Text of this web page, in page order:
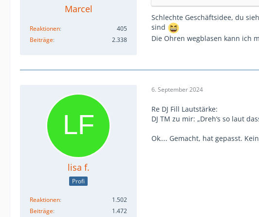
Marcel
Reaktionen
405
Beiträge
2.338
Schlechte Geschäftsidee, du
sind
Die Ohren wegblasen kann ich
lisa f.
Profi
Reaktionen
1.502
Beiträge
1.472
6. September 2024
Re DJ Fill Lautstärke:
DJ TM zu mir: „Dreh‘s so laut
Ok…. Gemacht, hat gepasst.